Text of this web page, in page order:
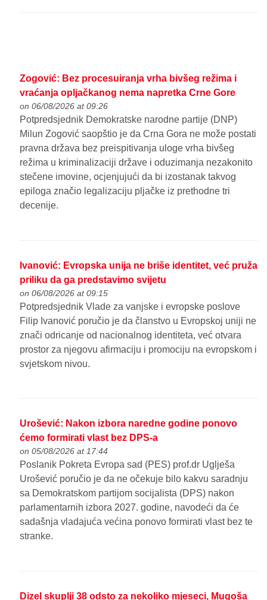
Zogović: Bez procesuiranja vrha bivšeg režima i
vraćanja opljačkanog nema napretka Crne Gore
on 06/08/2026 at 09:26
Potpredsjednik Demokratske narodne partije (DNP)
Milun Zogović saopštio je da Crna Gora ne može postati
pravna država bez preispitivanja uloge vrha bivšeg
režima u kriminalizaciji države i oduzimanja nezakonito
stečene imovine, ocjenjujući da bi izostanak takvog
epiloga značio legalizaciju pljačke iz prethodne tri
decenije.
Ivanović: Evropska unija ne briše identitet, već pruža
priliku da ga predstavimo svijetu
on 06/08/2026 at 09:15
Potpredsjednik Vlade za vanjske i evropske poslove
Filip Ivanović poručio je da članstvo u Evropskoj uniji ne
znači odricanje od nacionalnog identiteta, već otvara
prostor za njegovu afirmaciju i promociju na evropskom i
svjetskom nivou.
Urošević: Nakon izbora naredne godine ponovo
ćemo formirati vlast bez DPS-a
on 05/08/2026 at 17:44
Poslanik Pokreta Evropa sad (PES) prof.dr Uglješa
Urošević poručio je da ne očekuje bilo kakvu saradnju
sa Demokratskom partijom socijalista (DPS) nakon
parlamentarnih izbora 2027. godine, navodeći da će
sadašnja vladajuća većina ponovo formirati vlast bez te
stranke.
Dizel skuplji 38 odsto za nekoliko mjeseci, Mugoša